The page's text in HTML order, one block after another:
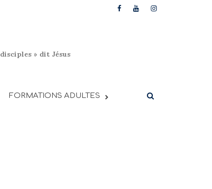
» dit Jésus
FORMATIONS ADULTES